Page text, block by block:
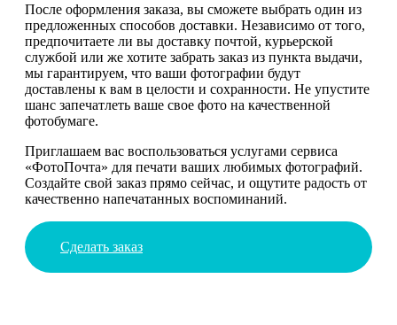
После оформления заказа, вы сможете выбрать один из
предложенных способов доставки. Независимо от того,
предпочитаете ли вы доставку почтой, курьерской
службой или же хотите забрать заказ из пункта выдачи,
мы гарантируем, что ваши фотографии будут
доставлены к вам в целости и сохранности. Не упустите
шанс запечатлеть ваше свое фото на качественной
фотобумаге.
Приглашаем вас воспользоваться услугами сервиса
«ФотоПочта» для печати ваших любимых фотографий.
Создайте свой заказ прямо сейчас, и ощутите радость от
качественно напечатанных воспоминаний.
Сделать заказ